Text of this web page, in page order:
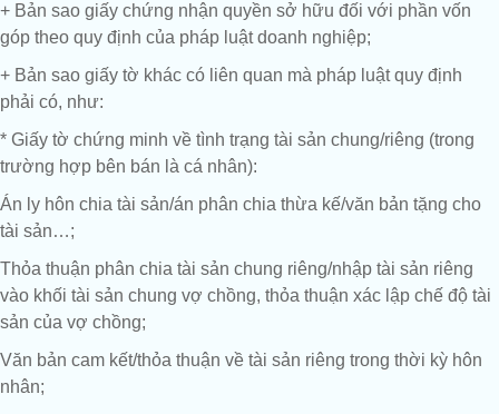
+ Bản sao giấy chứng nhận quyền sở hữu đối với phần vốn
góp theo quy định của pháp luật doanh nghiệp;
+ Bản sao giấy tờ khác có liên quan mà pháp luật quy định
phải có, như:
* Giấy tờ chứng minh về tình trạng tài sản chung/riêng (trong
trường hợp bên bán là cá nhân):
Án ly hôn chia tài sản/án phân chia thừa kế/văn bản tặng cho
tài sản…;
Thỏa thuận phân chia tài sản chung riêng/nhập tài sản riêng
vào khối tài sản chung vợ chồng, thỏa thuận xác lập chế độ tài
sản của vợ chồng;
Văn bản cam kết/thỏa thuận về tài sản riêng trong thời kỳ hôn
nhân;